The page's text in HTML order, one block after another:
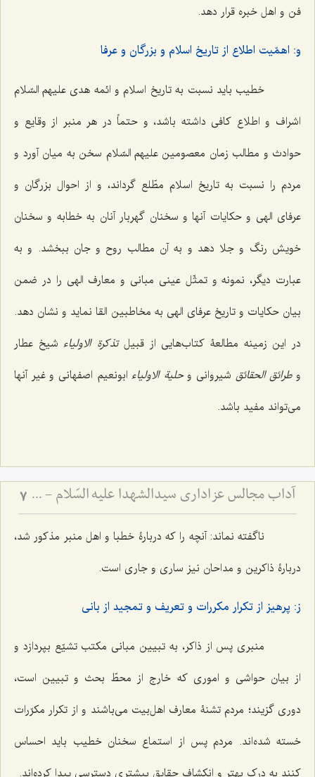
فن و اهل خبره قرار دهد.
و: اهمّیت اطلاع از تاریخ اسلام و بزرگان و عرفا
خطیب باید نسبت به تاریخ اسلام و ائمه هدی علیهم السّلام
اشراف و اطلاع کافی داشته باشد، و حتماً در هر منبر از وقایع و
حوادث و مطالب زمان معصومین علیهم السّلام سخن به میان آورد و
مردم را نسبت به تاریخ اسلام مطّلع گرداند، و از احوال بزرگان و
عرفای الهی و حکایات آنها و سخنان گهربار آنان به خطابه و سخنان
خویش رنگ و جلا دهد و به آن مطالب روح و جان ببخشد. و به
عبارت دیگر، نمونه و تمثّل عینی مبانی و معارف الهی را در ضمن
بیان حکایات و تاریخ عرفای الهی به مخاطبین القا نماید و نشان دهد.
در این زمینه مطالعۀ کتاب‌هایی از قبیلتذکرة الاولیاءشیخ عطار
وطرائق الحقائق شیروانی وحلیة الاولیاءابونعیم اصفهانی و غیر آنها
می‌تواند مفید باشد.
آداب مجالس عزاداری سیدالشهدا علیه السّلام - و دستورات بزرگان راجع به ماه‌های محرم و صفر 7
ناگفته نماند: آنچه را که دربارۀ خطبا و اهل منبر مذکور شد،
دربارۀ ذاکرین و مداحان نیز ساری و جاری است.
ز: پرهیز از تکرار مکررات و تعریف و تمجید از بانی
منبری پس از ذاکر، به تبیین مبانی مکتب تشیّع بپردازد و
از بیان حواشی و اموری که خارج از محطّ بحث و تبیین است،
دوری گزیند؛ مردم تشنۀ معارف اهل‌بیت می‌باشند و از تکرار مکرّرات
خسته شده‌اند. مردم پس از استماع سخنان خطیب باید احساس
کنند به درک بهتر و انکشاف حقایق بیشتری دسترسی پیدا کرده‌اند.